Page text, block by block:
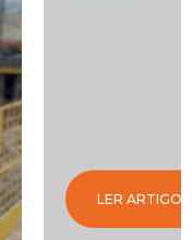
LER ARTIGO